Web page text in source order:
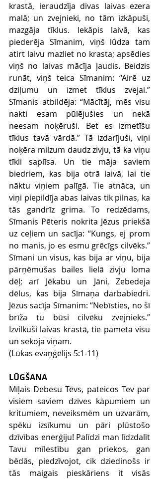
krastā, ieraudzīja divas laivas ezera
malā; un zvejnieki, no tām izkāpuši,
mazgāja tīklus. Iekāpis laivā, kas
piederēja Sīmanim, viņš lūdza tam
atirt laivu mazliet no krasta; apsēdies
viņš no laivas mācīja ļaudis. Beidzis
runāt, viņš teica Sīmanim: “Airē uz
dziļumu un izmet tīklus zvejai.”
Sīmanis atbildēja: “Mācītāj, mēs visu
nakti esam pūlējušies un nekā
neesam noķēruši. Bet es izmetīšu
tīklus tavā vārdā.” Tā izdarījuši, viņi
noķēra milzum daudz zivju, tā ka viņu
tīkli saplīsa. Un tie māja saviem
biedriem, kas bija otrā laivā, lai tie
nāktu viņiem palīgā. Tie atnāca, un
viņi piepildīja abas laivas tik pilnas, ka
tās gandrīz grima. To redzēdams,
Sīmanis Pēteris nokrita Jēzus priekšā
uz ceļiem un sacīja: “Kungs, ej prom
no manis, jo es esmu grēcīgs cilvēks.”
Sīmani un visus, kas bija ar viņu, bija
pārņēmušas bailes lielā zivju loma
dēļ; arī Jēkabu un Jāni, Zebedeja
dēlus, kas bija Sīmaņa darbabiedri.
Jēzus sacīja Sīmanim: “Nebīsties, no šī
brīža tu būsi cilvēku zvejnieks.”
Izvilkuši laivas krastā, tie pameta visu
un sekoja viņam.
(Lūkas evaņģēlijs 5:1-11)
LŪGŠANA
Mīļais Debesu Tēvs, pateicos Tev par
visiem saviem dzīves kāpumiem un
kritumiem, neveiksmēm un uzvarām,
spēku izsīkumu un pāri plūstošo
dzīvības enerģiju! Palīdzi man līdzdalīt
Tavu mīlestību gan priekos, gan
bēdās, piedzīvojot, cik dziedinošs ir
tās maigais pieskāriens it visās